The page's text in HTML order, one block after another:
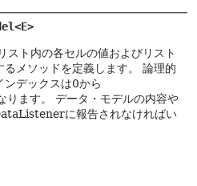
ト内の各セルの値およびリスト
メソッドを定義します。
論理的
ンデックスは0から
ます。
データ・モデルの内容や
に報告されなければい